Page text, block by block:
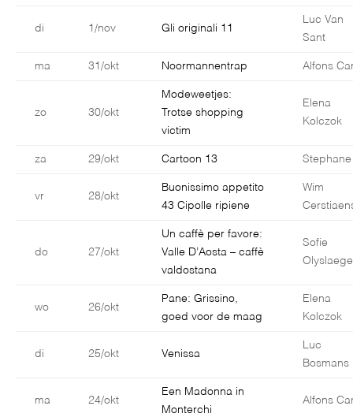
di 1/nov Gli originali 11
Luc Van
Sant
ma 31/okt Noormannentrap Alfons
zo 30/okt
Modeweetjes:
Trotse shopping
victim
Elena
Kolczok
za 29/okt Cartoon 13 Stephane
vr 28/okt
Buonissimo appetito
43 Cipolle ripiene
Wim
do 27/okt
Un caffè per favore:
Valle D’Aosta – caffè
valdostana
Sofie
wo 26/okt
Pane: Grissino,
goed voor de maag
Elena
Kolczok
di 25/okt Venissa
Luc
Bosmans
ma 24/okt
Een Madonna in
Monterchi
Alfons